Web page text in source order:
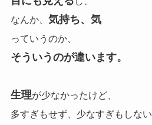
なんか、 気持ち、気
っていうのか、
そういうのが違います。
生理が少なかったけど、
多すぎもせず、少なすぎもしない